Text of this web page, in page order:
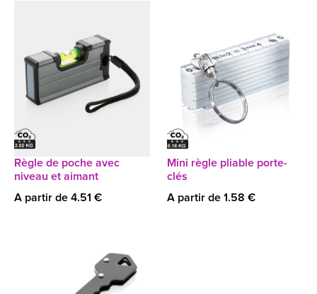
Règle de poche avec
niveau et aimant
A partir de 4.51 €
Mini règle pliable porte-
clés
A partir de 1.58 €